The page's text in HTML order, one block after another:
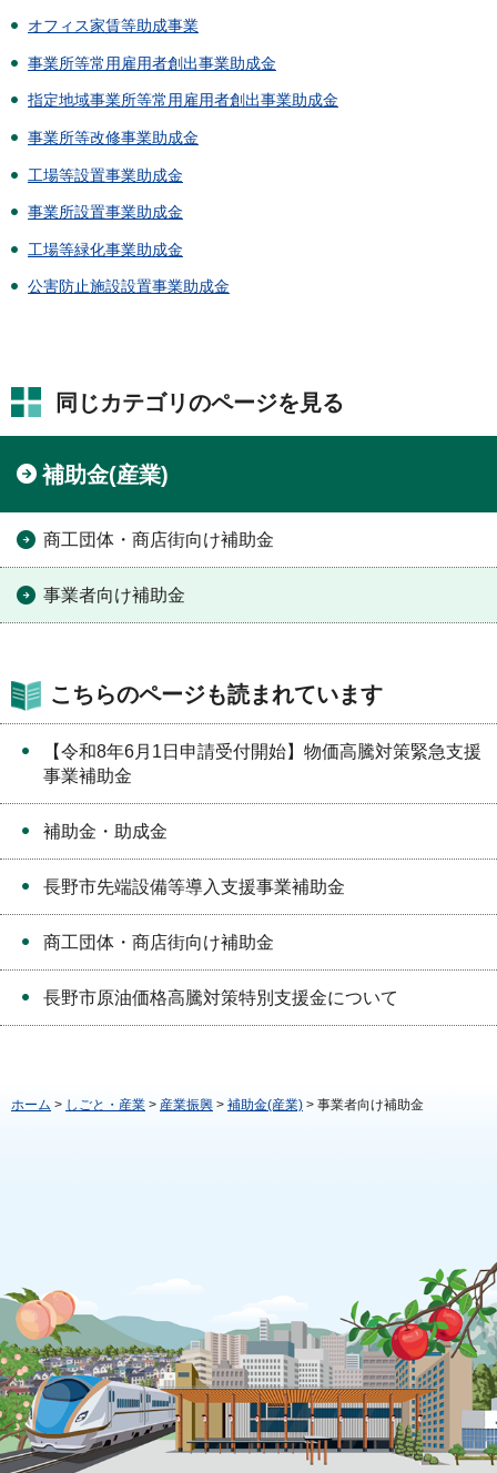
オフィス家賃等助成事業
事業所等常用雇用者創出事業助成金
指定地域事業所等常用雇用者創出事業助成金
事業所等改修事業助成金
工場等設置事業助成金
事業所設置事業助成金
工場等緑化事業助成金
公害防止施設設置事業助成金
同じカテゴリのページを見る
補助金(産業)
商工団体・商店街向け補助金
事業者向け補助金
こちらのページも読まれています
【令和8年6月1日申請受付開始】物価高騰対策緊急支援
事業補助金
補助金・助成金
長野市先端設備等導入支援事業補助金
商工団体・商店街向け補助金
長野市原油価格高騰対策特別支援金について
ホーム > しごと・産業 > 産業振興 > 補助金(産業) > 事業者向け補助金